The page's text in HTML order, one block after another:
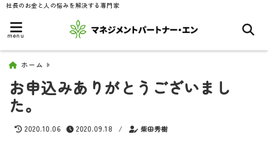
社長のお金と人の悩みを解決する専門家
menu
ホーム
お申込みありがとうございまし
た。
2020.10.06 2020.09.18 / 柴田秀樹